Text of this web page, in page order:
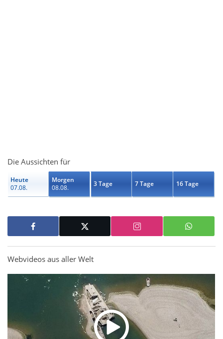
Die Aussichten für
Heute
07.08.
Morgen
08.08.
3 Tage 7 Tage 16 Tage
Webvideos aus aller Welt